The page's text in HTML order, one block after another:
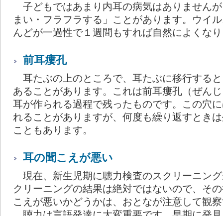
子どもではあまり内耳の病気はありません
まい・フラフラする」ことがあります。ウイ
んどが一過性で１週間もすれば自然によくな
前耳瘻孔
耳たぶの上のところで、耳たぶに移行する
あることがあります。これは前耳瘻孔（ぜん
耳が作られる過程で残ったものです。この穴
れることがありますが、何度も繰り返すとき
こともあります。
耳の聞こえが悪い
現在、新生児期に聴力検査のスクリーニン
クリーニングの結果は絶対ではないので、そ
こえが悪いかどうかは、おとなが注意して観